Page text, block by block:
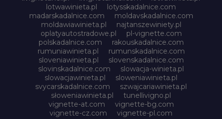
lotwawinieta.pl
lotysskadalnice.com
madarskadalnice.com
moldavskadalnice.com
moldawiawinieta.pl
najtanszewiniety.pl
oplatyautostradowe.pl
pl-vignette.com
polskadalnice.com
rakouskadalnice.com
rumuniawinieta.pl
rumunskadalnice.com
sloveniawinieta.pl
slovenskadalnice.com
slovinskadalnice.com
slowacja-winieta.pl
slowacjawinieta.pl
sloweniawinieta.pl
svycarskadalnice.com
szwajcariawinieta.pl
słoweniawinieta.pl
tunellivigno.pl
vignette-at.com
vignette-bg.com
vignette-cz.com
vignette-pl.com